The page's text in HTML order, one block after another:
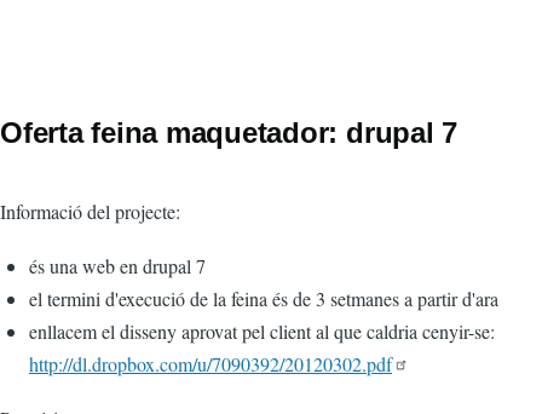
Oferta feina maquetador: drupal 7
Informació del projecte:
és una web en drupal 7
el termini d'execució de la feina és de 3 setmanes a partir d'ara
enllacem el disseny aprovat pel client al que caldria cenyir-se:
http://dl.dropbox.com/u/7090392/20120302.pdf